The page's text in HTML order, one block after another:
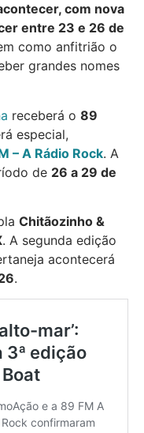
com nova
entre 23 e 26 de
como anfitrião o
grandes nomes
receberá o 89
especial,
– A Rádio Rock. A
de 26 a 29 de
Chitãozinho &
. A segunda edição
acontecerá
.